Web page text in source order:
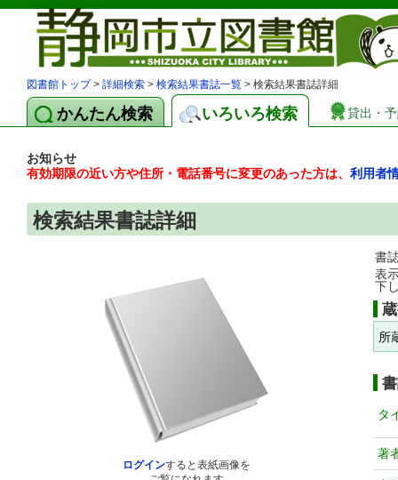
図書館トップ> 詳細検索 > 検索結果書誌一覧 > 検索結果書誌詳細
かんたん検索 いろいろ検索 貸出・
お知らせ
有効期限の近い方や住所・電話番号に変更のあった方は、 利用者
検索結果書誌詳細
ログインすると表紙画像を
書
表
下
所
タ
著